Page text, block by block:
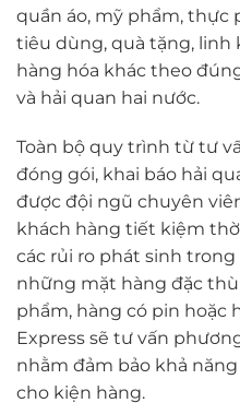
quần áo, mỹ phẩm, thực
tiêu dùng, quà tặng, linh
hàng hóa khác theo
và hải quan hai nước.
Toàn bộ quy trình từ tư
đóng gói, khai báo hải
được đội ngũ chuyên
khách hàng tiết kiệm
các rủi ro phát sinh
những mặt hàng đặc
phẩm, hàng có pin hoặc
Express sẽ tư vấn
nhằm đảm bảo khả
cho kiện hàng.